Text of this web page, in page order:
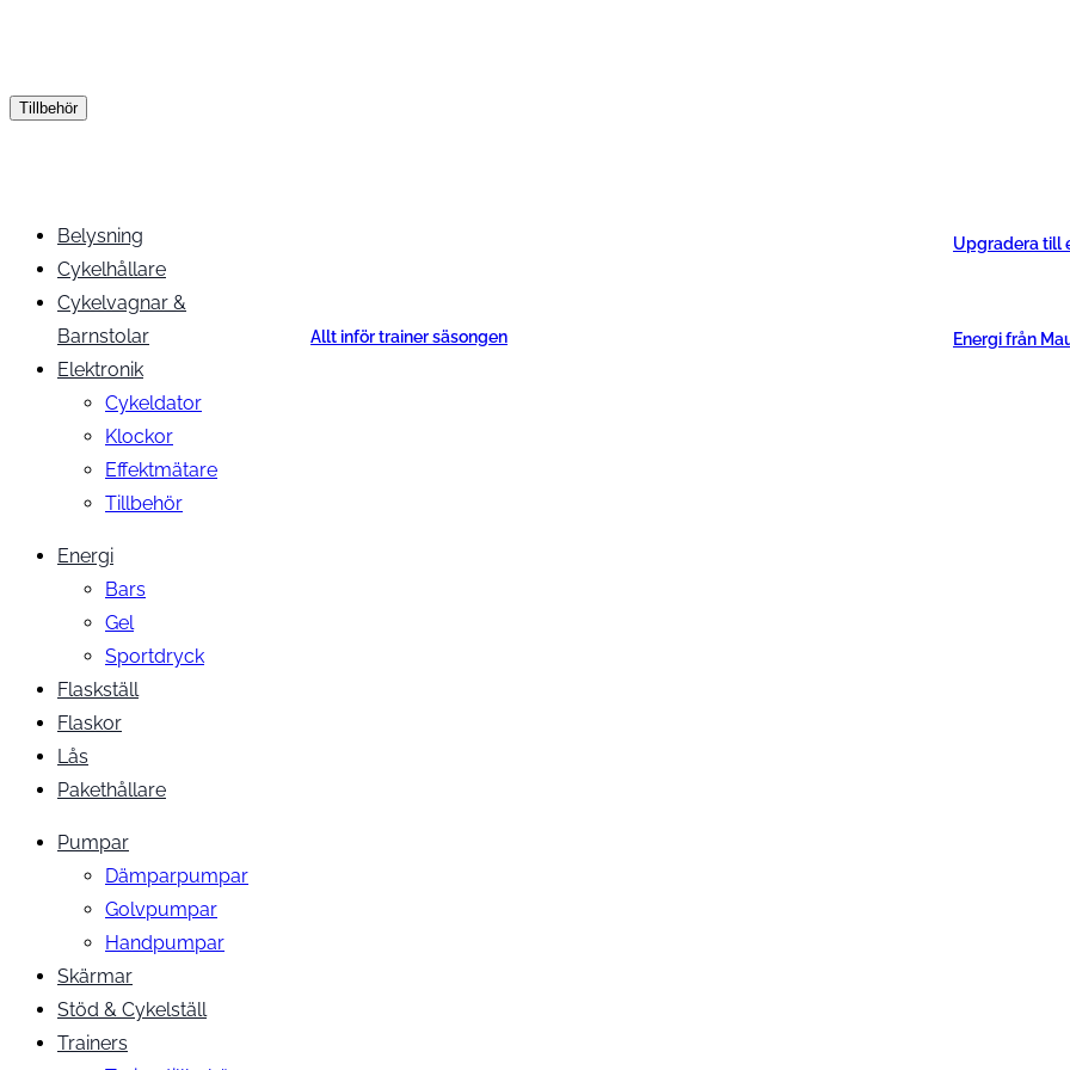
Tillbehör
Belysning
Cykelhållare
Cykelvagnar &
Barnstolar
Elektronik
Cykeldator
Klockor
Effektmätare
Tillbehör
Energi
Bars
Gel
Sportdryck
Flaskställ
Flaskor
Lås
Pakethållare
Pumpar
Dämparpumpar
Golvpumpar
Handpumpar
Skärmar
Stöd & Cykelställ
Trainers
Allt inför trainer säsongen
Upgradera till
Energi från